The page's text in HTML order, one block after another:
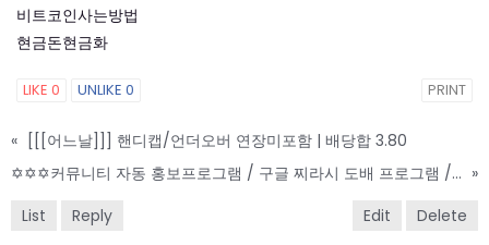
비트코인사는방법
현금돈현금화
LIKE 0 UNLIKE 0 PRINT
« [[[어느날]]] 핸디캡/언더오버 연장미포함 | 배당합 3.80
✡️✡️✡️커뮤니티 자동 홍보프로그램 / 구글 찌라시 도배 프로그램 / 백링크 프로그램 /텔레그램 홍보프로그램 / 카카오톡 파워볼 오토픽 / DB추출프로그램✡️✡️✡️ »
List
Reply Edit Delete